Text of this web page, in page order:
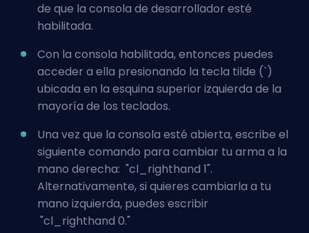
de que la consola de desarrollador esté
habilitada.
Con la consola habilitada, entonces puedes
acceder a ella presionando la tecla tilde (`)
ubicada en la esquina superior izquierda de la
mayoría de los teclados.
Una vez que la consola esté abierta, escribe el
siguiente comando para cambiar tu arma a la
mano derecha: "cl_righthand 1".
Alternativamente, si quieres cambiarla a tu
mano izquierda, puedes escribir
"cl_righthand 0."